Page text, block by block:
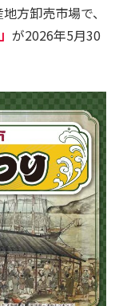
方卸売市場で、
が2026年5月30